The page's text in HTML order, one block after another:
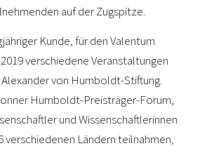
auf der Zugspitze.
Kunde, für den Valentum
verschiedene Veranstaltungen
von Humboldt-Stiftung.
Humboldt-Preisträger-Forum,
und Wissenschaftlerinnen
verschiedenen Ländern teilnahmen,